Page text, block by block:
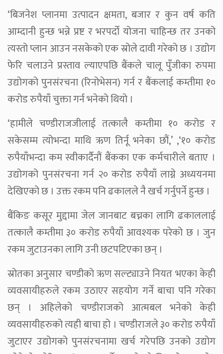
‘बिजनेश प्लानमा उत्पादन क्षमता, बजार र कुन वर्ष कति
आम्दानी हुन्छ भन्ने प्रष्ट र भरपर्दो योजना चाहिन्छ तर उनको
त्यस्तो प्लान आउन नसकेको एक स्रोले दावी गरेको छ । उद्योग
फेरि चलाउने प्रस्ताव ल्याएपछि बैंकले चालू पुँजीका रुपमा
उद्योगको पुनसंरचना (रिनोभेसन) गर्न र बैंकलाई कम्तीमा १०
करोड रुपैयाँ चुक्ता गर्न भनेको थियो ।
‘हामीले चण्डीराजजीलाई तत्कालै कम्तीमा १० करोड र
सकेसम्म त्योभन्दा माथि ऋण तिर्नू भनेका छौं,’ ,‘१० करोड
रुपैयाँभन्दा कम स्वीकार्दैनौं बैंकका एक कर्मचारीले बताए ।
उद्योगको पुनसंरचना गर्न २० करोड रुपैयाँ लाग्ने अध्ययनमा
देखिएको छ । उक्त रकम पनि ढकालले नै खर्च गर्नुपर्ने हुन्छ ।
बैंकिङ कसूर मुद्दामा जेल जानबाट बच्नका लागि ढकाललाई
तत्कालै कम्तीमा ३० करोड रुपैयाँ आवश्यक परेको छ । जुन
रकम जुटाउनका लागि उनी छटपटिएका छन् ।
स्रोतका अनुसार चण्डीको ऋण सल्ट्याउने नियत भएका केही
व्यवसायीहरुले रकम उठाएर सहयोग गर्ने बाचा पनि गरेका
छन् । अहिलेको चण्डीराजको आत्मबल भनेको केही
व्यवसायीहरुको त्यही बाचा हो । चण्डीराजले ३० करोड रुपैयाँ
जुटाएर उद्योगको पुनसंरचनामा खर्च गरेपछि उनको उद्योग